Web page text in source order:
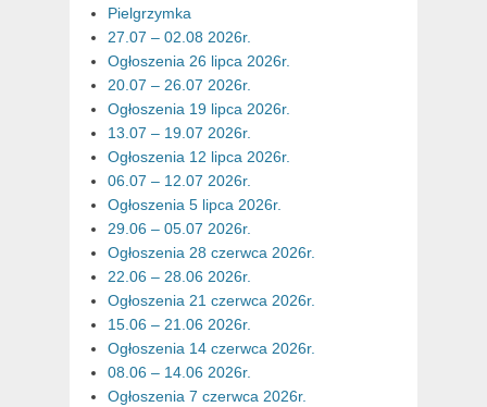
Pielgrzymka
27.07 – 02.08 2026r.
Ogłoszenia 26 lipca 2026r.
20.07 – 26.07 2026r.
Ogłoszenia 19 lipca 2026r.
13.07 – 19.07 2026r.
Ogłoszenia 12 lipca 2026r.
06.07 – 12.07 2026r.
Ogłoszenia 5 lipca 2026r.
29.06 – 05.07 2026r.
Ogłoszenia 28 czerwca 2026r.
22.06 – 28.06 2026r.
Ogłoszenia 21 czerwca 2026r.
15.06 – 21.06 2026r.
Ogłoszenia 14 czerwca 2026r.
08.06 – 14.06 2026r.
Ogłoszenia 7 czerwca 2026r.